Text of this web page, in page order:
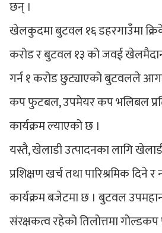
छन् ।
खेलकुदमा बुटवल १६ डहरगाउँमा
करोड र बुटवल १३ को जवई
गर्न १ करोड छुट्याएको बुटवलले
कप फुटबल, उपमेयर कप भलिबल
कार्यक्रम ल्याएको छ ।
यस्तै, खेलाडी उत्पादनका लागि
प्रशिक्षण खर्च तथा पारिश्रमिक दिने र
कार्यक्रम बजेटमा छ । बुटवल
संरक्षकत्व रहेको तिलोत्तमा